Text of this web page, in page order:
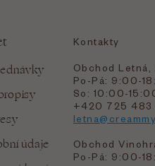
údaje
Kontakty
Obchod Letná,
Po-Pá: 9:00-
So: 10:00-
+420 725 483
Obchod
Po-Pá: 9:00-